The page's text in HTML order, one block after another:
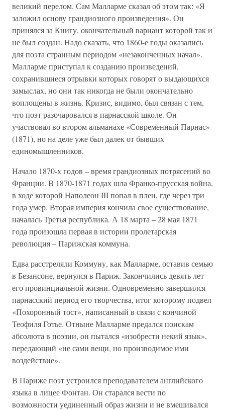
великий перелом. Сам Малларме сказал об этом так: «Я
заложил основу грандиозного произведения». Он
принялся за Книгу, окончательный вариант которой так и
не был создан. Надо сказать, что 1860-е годы оказались
для поэта странным периодом «незаконченных начал».
Малларме приступал к созданию произведений,
сохранившиеся отрывки которых говорят о выдающихся
замыслах, но они так никогда не были окончательно
воплощены в жизнь. Кризис, видимо, был связан с тем,
что поэт разочаровался в парнасской школе. Он
участвовал во втором альманахе «Современный Парнас»
(1871), но на деле уже был далек от бывших
единомышленников.
Начало 1870-х годов – время грандиозных потрясений во
Франции. В 1870-1871 годах шла Франко-прусская война,
в ходе которой Наполеон III попал в плен, где через три
года умер. Вторая империя кончила свое существование,
началась Третья республика. А 18 марта – 28 мая 1871
года произошла первая в истории пролетарская
революция – Парижская коммуна.
Едва расстреляли Коммуну, как Малларме, оставив семью
в Безансоне, вернулся в Париж. Закончились девять лет
его провинциальной жизни. Одновременно завершился
парнасский период его творчества, итог которому подвел
«Похоронный тост», написанный в связи с кончиной
Теофиля Готье. Отныне Малларме предался поискам
абсолюта в поэзии, он пытался «изобрести некий язык»,
передающий «не сами вещи, но производимое ими
воздействие».
В Париже поэт устроился преподавателем английского
языка в лицее Фонтан. Он старался вести по
возможности уединенный образ жизни и не вмешивался